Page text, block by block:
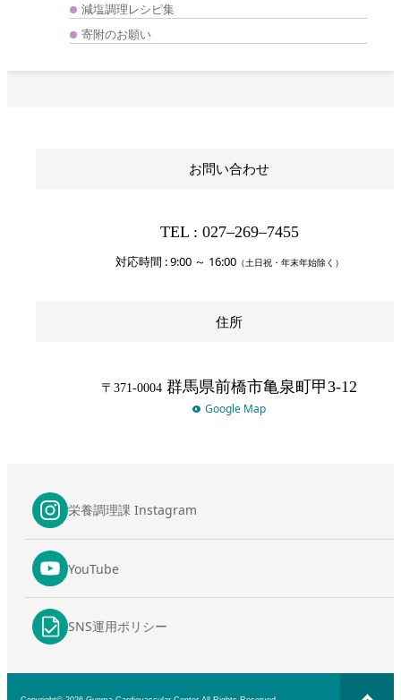
減塩調理レシピ集
寄附のお願い
お問い合わせ
TEL : 027‒269‒7455
対応時間 : 9:00 ～ 16:00（土日祝・年末年始除く）
住所
〒371-0004 群馬県前橋市亀泉町甲3-12
Google Map
栄養調理課 Instagram
YouTube
SNS運用ポリシー